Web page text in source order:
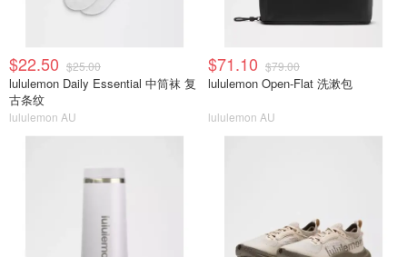
$22.50 $25.00
lululemon Daily Essential 中筒袜 复
古条纹
lululemon AU
$71.10 $79.00
lululemon Open-Flat 洗漱包
lululemon AU